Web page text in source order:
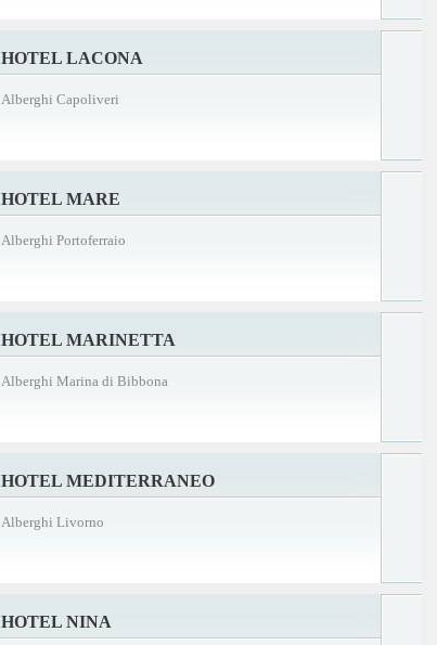
HOTEL LACONA
Alberghi Capoliveri
HOTEL MARE
Alberghi Portoferraio
HOTEL MARINETTA
Alberghi Marina di Bibbona
HOTEL MEDITERRANEO
Alberghi Livorno
HOTEL NINA